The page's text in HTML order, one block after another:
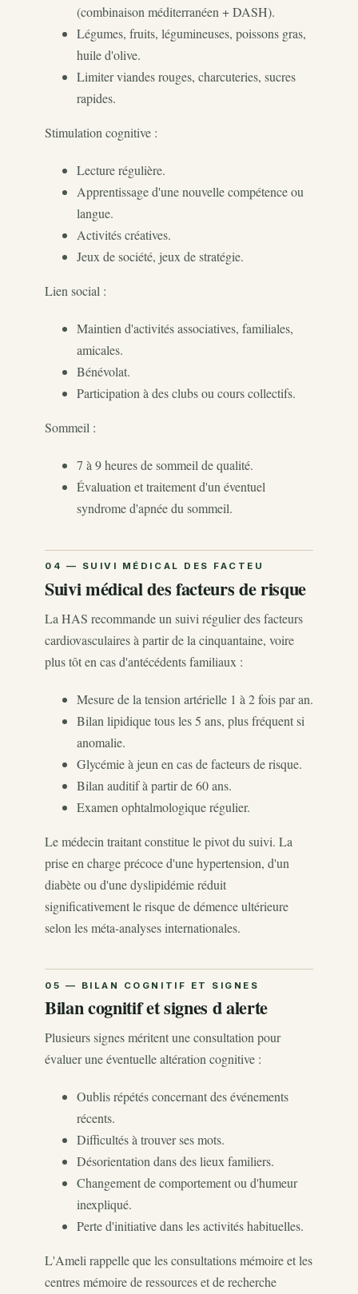
(combinaison méditerranéen + DASH).
Légumes, fruits, légumineuses, poissons gras,
huile d'olive.
Limiter viandes rouges, charcuteries, sucres
rapides.
Stimulation cognitive :
Lecture régulière.
Apprentissage d'une nouvelle compétence ou
langue.
Activités créatives.
Jeux de société, jeux de stratégie.
Lien social :
Maintien d'activités associatives, familiales,
amicales.
Bénévolat.
Participation à des clubs ou cours collectifs.
Sommeil :
7 à 9 heures de sommeil de qualité.
Évaluation et traitement d'un éventuel
syndrome d'apnée du sommeil.
Suivi médical des facteurs de risque
La HAS recommande un suivi régulier des facteurs
cardiovasculaires à partir de la cinquantaine, voire
plus tôt en cas d'antécédents familiaux :
Mesure de la tension artérielle 1 à 2 fois par an.
Bilan lipidique tous les 5 ans, plus fréquent si
anomalie.
Glycémie à jeun en cas de facteurs de risque.
Bilan auditif à partir de 60 ans.
Examen ophtalmologique régulier.
Le médecin traitant constitue le pivot du suivi. La
prise en charge précoce d'une hypertension, d'un
diabète ou d'une dyslipidémie réduit
significativement le risque de démence ultérieure
selon les méta-analyses internationales.
Bilan cognitif et signes d alerte
Plusieurs signes méritent une consultation pour
évaluer une éventuelle altération cognitive :
Oublis répétés concernant des événements
récents.
Difficultés à trouver ses mots.
Désorientation dans des lieux familiers.
Changement de comportement ou d'humeur
inexpliqué.
Perte d'initiative dans les activités habituelles.
L'Ameli rappelle que les consultations mémoire et les
centres mémoire de ressources et de recherche